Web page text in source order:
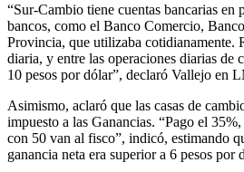
“Sur-Cambio tiene cuentas bancarias en
bancos, como el Banco Comercio,
Provincia, que utilizaba cotidianamente.
diaria, y entre las operaciones diarias de
10 pesos por dólar”, declaró Vallejo en
Asimismo, aclaró que las casas de
impuesto a las Ganancias. “Pago el
con 50 van al fisco”, indicó, estimando
ganancia neta era superior a 6 pesos por